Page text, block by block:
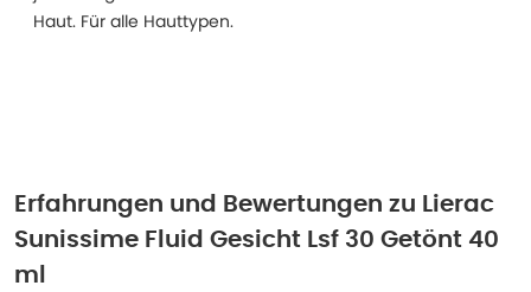
Haut. Für alle Hauttypen.
Erfahrungen und Bewertungen zu Lierac
Sunissime Fluid Gesicht Lsf 30 Getönt 40
ml